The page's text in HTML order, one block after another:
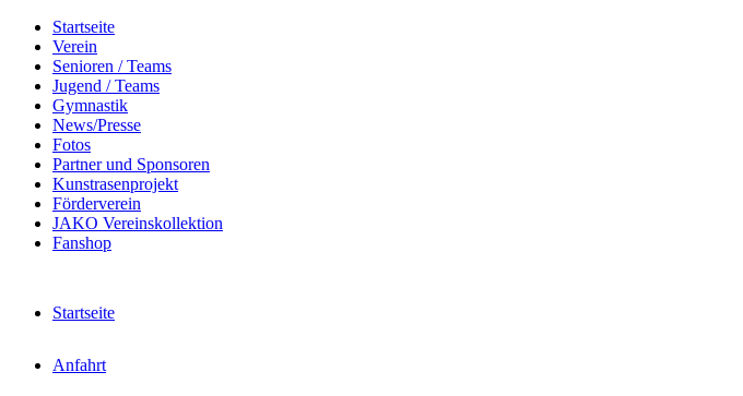
Startseite
Verein
Senioren / Teams
Jugend / Teams
Gymnastik
News/Presse
Fotos
Partner und Sponsoren
Kunstrasenprojekt
Förderverein
JAKO Vereinskollektion
Fanshop
Startseite
Anfahrt